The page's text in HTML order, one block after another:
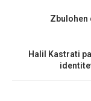
Zbulohen
Halil Kastrati